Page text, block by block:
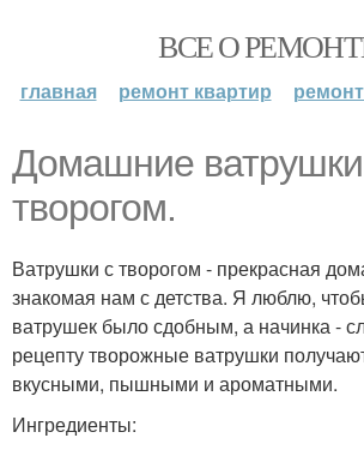
ВСЕ О
главная ремонт квартир
Домашние
творогом.
Ватрушки с творогом - прекрасная
знакомая нам с детства. Я люблю,
ватрушек было сдобным, а начинка -
рецепту творожные ватрушки
вкусными, пышными и ароматными.
Ингредиенты: